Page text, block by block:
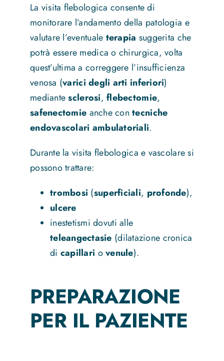
La visita flebologica consente di
monitorare l’andamento della patologia e
valutare l’eventuale terapia suggerita che
potrà essere medica o chirurgica, volta
quest’ultima a correggere l’insufficienza
venosa (varici degli arti inferiori)
mediantesclerosi,flebectomie,
safenectomie anche contecniche
endovascolari ambulatoriali.
Durante la visita flebologica e vascolare si
possono trattare:
trombosi (superficiali, profonde),
ulcere
inestetismi dovuti alle
teleangectasie (dilatazione cronica
di capillari ovenule).
PREPARAZIONE
PER IL PAZIENTE